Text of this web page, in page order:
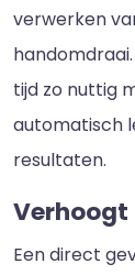
verwerken
tijd zo nuttig
automatisch
resultaten.
Een direct